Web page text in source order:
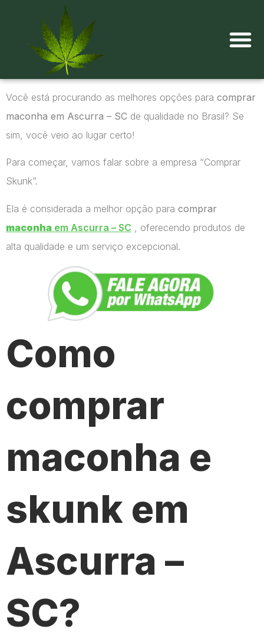
Você está procurando as melhores opções para comprar
maconha em Ascurra – SC de qualidade no Brasil? Se
sim, você veio ao lugar certo!
Para começar, vamos falar sobre a empresa “Comprar
Skunk”.
Ela é considerada a melhor opção para comprar
maconha em Ascurra – SC , oferecendo produtos de
alta qualidade e um serviço excepcional.
Como
comprar
maconha e
skunk em
Ascurra –
SC?